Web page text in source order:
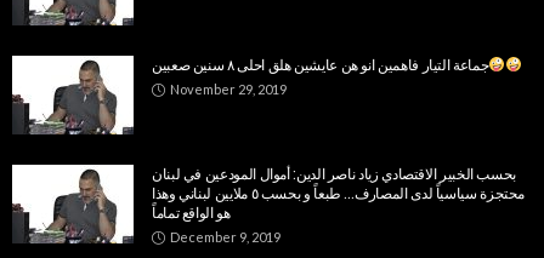
جماعة التيار فاهمين انو هن عايشين هلق احلى ٨ سنين صعبين
November 29, 2019
بحسب الخبير الاقتصادي زياد ناصر الدين: أموال المودعين في لبنان
محتجزة سياسياً لدى المصارف… طبعاً و بحسب ٥ ملايين لبناني وهذا
هو الواقع تماماً
December 9, 2019